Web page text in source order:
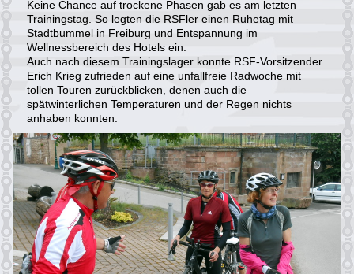
Keine Chance auf trockene Phasen gab es am letzten
Trainingstag. So legten die RSFler einen Ruhetag mit
Stadtbummel in Freiburg und Entspannung im
Wellnessbereich des Hotels ein.
Auch nach diesem Trainingslager konnte RSF-Vorsitzender
Erich Krieg zufrieden auf eine unfallfreie Radwoche mit
tollen Touren zurückblicken, denen auch die
spätwinterlichen Temperaturen und der Regen nichts
anhaben konnten.